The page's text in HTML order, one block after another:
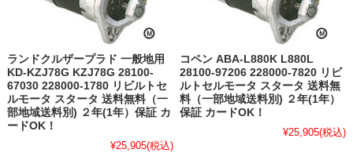
ランドクルザープラド 一般地用
KD-KZJ78G KZJ78G 28100-
67030 228000-1780 リビルトセ
ルモータ スタータ 送料無料（一
部地域送料別) ２年(1年）保証 カ
ードOK！
¥25,905(税込)
コペン ABA-L880K L880L
28100-97206 228000-7820 リビ
ルトセルモータ スタータ 送料無
料（一部地域送料別) ２年(1年）
保証 カードOK！
¥25,905(税込)